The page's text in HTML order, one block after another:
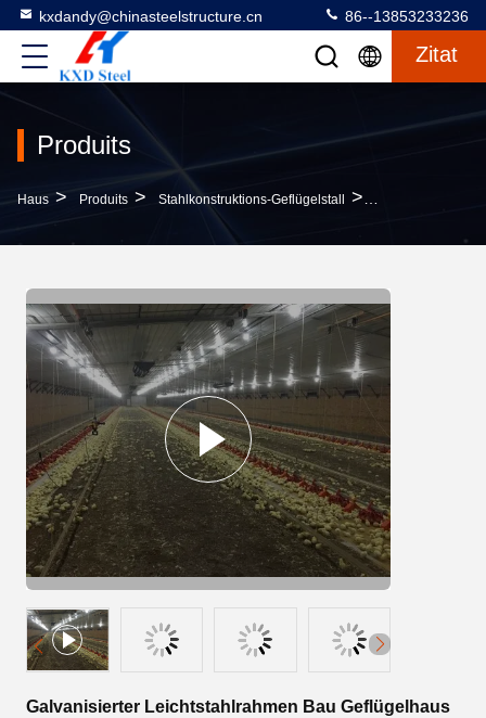
kxdandy@chinasteelstructure.cn 86--13853233236
Zitat
Produits
Haus > Produits > Stahlkonstruktions-Geflügelstall >
Galvanisierter Leichtstahlrahmen Bau Geflügelhaus